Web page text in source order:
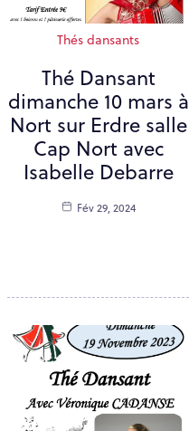
Thés dansants
Thé Dansant
dimanche 10 mars à
Nort sur Erdre salle
Cap Nort avec
Isabelle Debarre
Fév 29, 2024